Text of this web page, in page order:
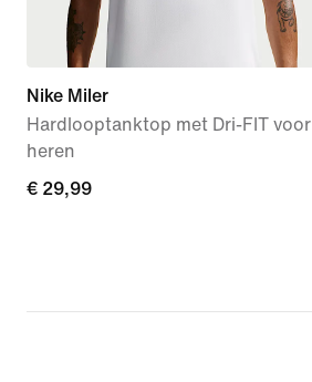
Nike Miler
Hardlooptanktop met Dri-FIT voor
heren
€ 29,99
€ 29,99